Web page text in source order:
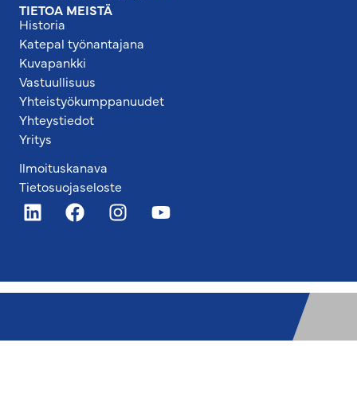
TIETOA MEISTÄ
Historia
Katepal työnantajana
Kuvapankki
Vastuullisuus
Yhteistyökumppanuudet
Yhteystiedot
Yritys
Ilmoituskanava
Tietosuojaseloste